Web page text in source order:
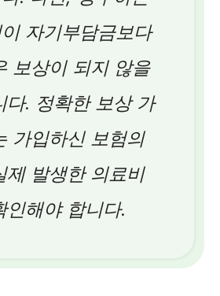
자기부담금보다
보상이 되지 않을
다. 정확한 보상 가
가입하신 보험의
제 발생한 의료비
인해야 합니다.